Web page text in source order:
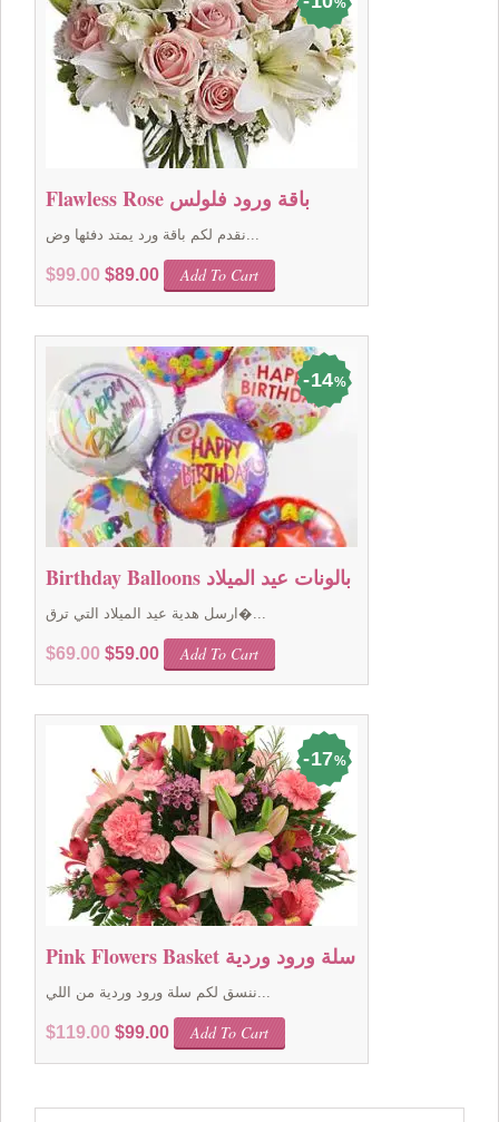
%
Flawless Rose باقة ورود فلولس
$99.00 Original
$99.00.
$89.00Current
price
$89.00.
Add To Cart
14%
Birthday Balloons بالونات عيد الميلاد
ارسل هدية عيد الميلاد التي ترق�...
$69.00 Original
$69.00.
$59.00Current
price
$59.00.
Add To Cart
17%
Pink Flowers Basket سلة ورود وردية
$119.00 Original
$99.00Current
price
Add To Cart